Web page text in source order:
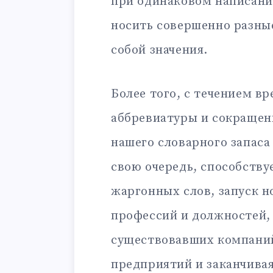
носить совершенно
собой значения.
Более того, с течением
аббревиатуры и
нашего словарного
свою очередь,
жаргонных слов, запуск
профессий и
существовавших
предприятий и